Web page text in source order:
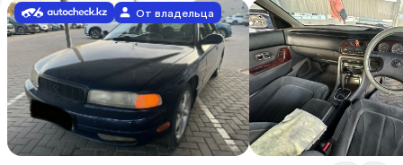
От владельца